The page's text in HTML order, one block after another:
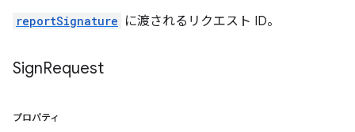
reportSignature に渡されるリクエスト ID。
SignRequest
プロパティ